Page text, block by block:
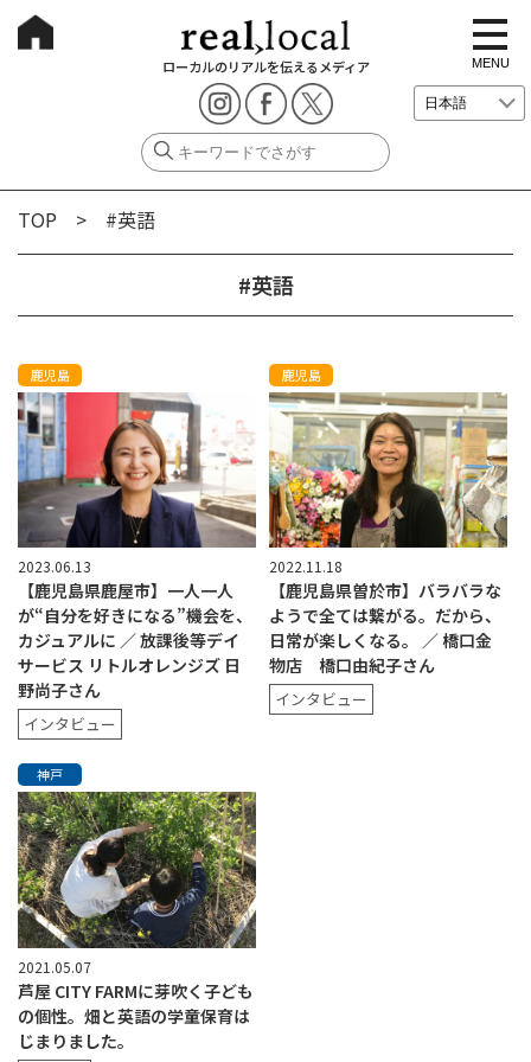
ローカルのリアルを伝えるメディア
t
o
g
g
e
i
i
MENU
TOP > #英語
#英語
鹿児島
2023.06.13
【鹿児島県鹿屋市】一人一人
が“自分を好きになる”機会を、
カジュアルに ／ 放課後等デイ
サービス リトルオレンジズ 日
野尚子さん
インタビュー
鹿児島
2022.11.18
【鹿児島県曽於市】バラバラな
ようで全ては繋がる。だから、
日常が楽しくなる。 ／ 橋口金
物店 橋口由紀子さん
インタビュー
神戸
2021.05.07
芦屋 CITY FARMに芽吹く子ども
の個性。畑と英語の学童保育は
じまりました。